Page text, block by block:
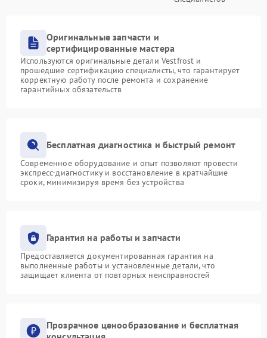
Оригинальные запчасти и
сертифицированные мастера
Используются оригинальные детали Vestfrost и
прошедшие сертификацию специалисты, что гарантирует
корректную работу после ремонта и сохранение
гарантийных обязательств
Бесплатная диагностика и быстрый ремонт
Современное оборудование и опыт позволяют провести
экспресс-диагностику и восстановление в кратчайшие
сроки, минимизируя время без устройства
Гарантия на работы и запчасти
Предоставляется документированная гарантия на
выполненные работы и установленные детали, что
защищает клиента от повторных неисправностей
Прозрачное ценообразование и бесплатная